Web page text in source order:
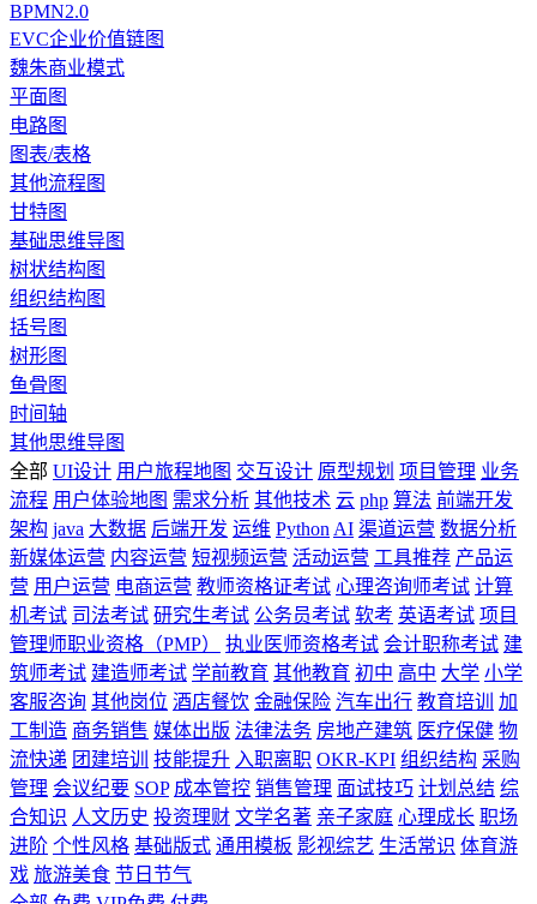
BPMN2.0
EVC企业价值链图
魏朱商业模式
平面图
电路图
图表/表格
其他流程图
甘特图
基础思维导图
树状结构图
组织结构图
括号图
树形图
鱼骨图
时间轴
其他思维导图
全部 UI设计 用户旅程地图 交互设计 原型规划 项目管理 业务
流程 用户体验地图 需求分析 其他技术 云 php 算法 前端开发
架构 java 大数据 后端开发 运维 Python AI 渠道运营 数据分析
新媒体运营 内容运营 短视频运营 活动运营 工具推荐 产品运
营 用户运营 电商运营 教师资格证考试 心理咨询师考试 计算
机考试 司法考试 研究生考试 公务员考试 软考 英语考试 项目
管理师职业资格（PMP）
执业医师资格考试 会计职称考试 建
筑师考试 建造师考试 学前教育 其他教育 初中 高中 大学 小学
客服咨询 其他岗位 酒店餐饮 金融保险 汽车出行 教育培训
加
工制造 商务销售 媒体出版 法律法务 房地产建筑 医疗保健 物
流快递 团建培训 技能提升 入职离职 OKR-KPI 组织结构 采购
管理 会议纪要 SOP 成本管控 销售管理 面试技巧 计划总结 综
合知识 人文历史 投资理财 文学名著 亲子家庭 心理成长 职场
进阶 个性风格 基础版式 通用模板 影视综艺 生活常识 体育游
戏 旅游美食 节日节气